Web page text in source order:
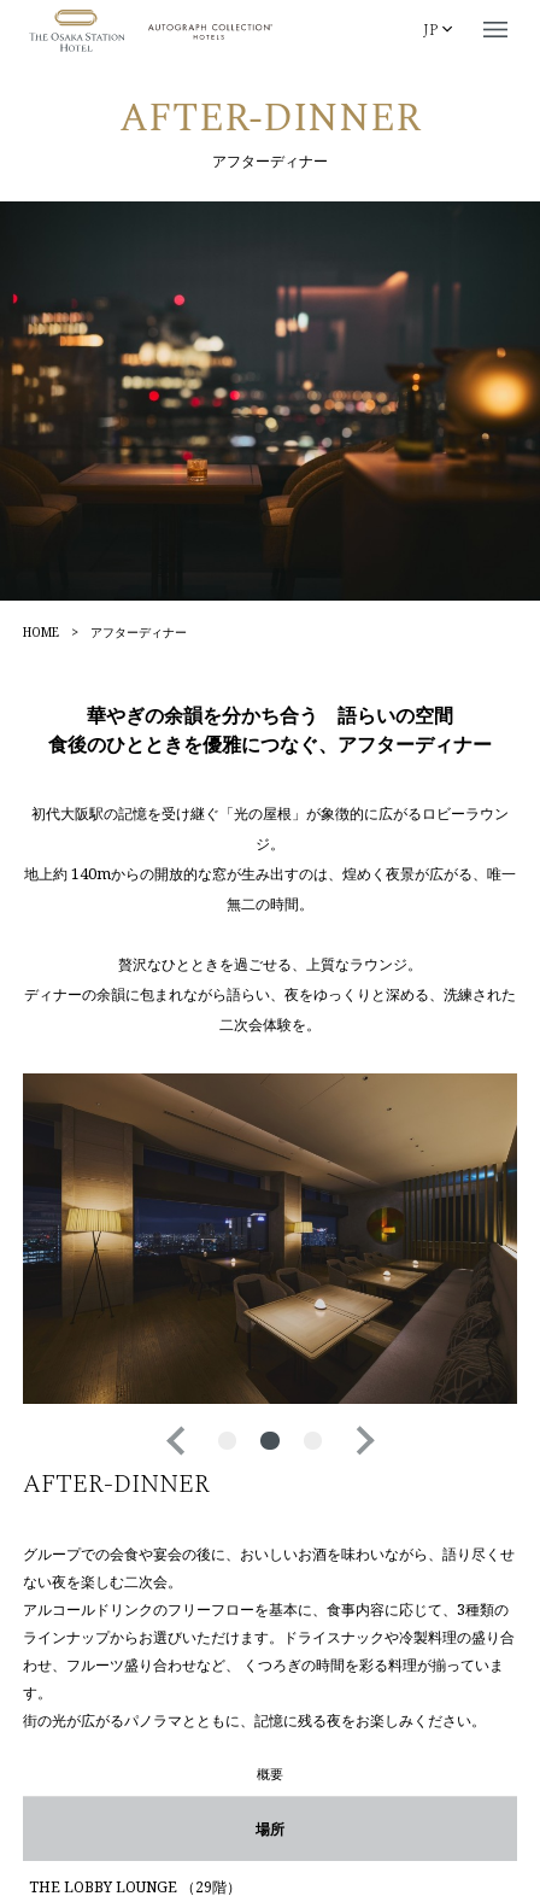
JP
AFTER-DINNER
アフターディナー
HOME > アフターディナー
華やぎの余韻を分かち合う 語らいの空間
食後のひとときを優雅につなぐ、アフターディナー
初代大阪駅の記憶を受け継ぐ「光の屋根」が象徴的に広がるロビーラウン
ジ。
地上約 140mからの開放的な窓が生み出すのは、煌めく夜景が広がる、唯一
無二の時間。
贅沢なひとときを過ごせる、上質なラウンジ。
ディナーの余韻に包まれながら語らい、夜をゆっくりと深める、洗練された
二次会体験を。
AFTER-DINNER
グループでの会食や宴会の後に、おいしいお酒を味わいながら、語り尽くせ
ない夜を楽しむ二次会。
アルコールドリンクのフリーフローを基本に、食事内容に応じて、3種類の
ラインナップからお選びいただけます。ドライスナックや冷製料理の盛り合
わせ、フルーツ盛り合わせなど、 くつろぎの時間を彩る料理が揃っていま
す。
街の光が広がるパノラマとともに、記憶に残る夜をお楽しみください。
概要
場所
THE LOBBY LOUNGE （29階）